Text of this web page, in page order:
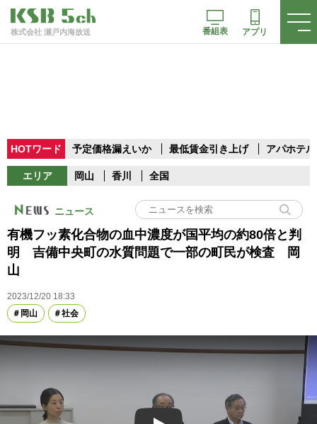
株式会社 瀬戸内海放送 番組表 アプリ
HOTワード 予定価格漏えいか 最低賃金引き上げ アパホテル
エリア 岡山 香川 全国
ニュース
有機フッ素化合物の血中濃度が国平均の約80倍と判
明 吉備中央町の水質問題で一部の町民が検査 岡
山
2023/12/20 18:33
岡山
社会